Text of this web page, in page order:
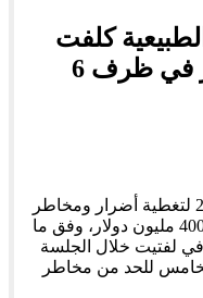
كلفت
المغرب 400 مليون دولار في ظرف 6
بلغت التكلفة الاجمالية إلى حدود 2021 لتغطية أضرار ومخاطر
الكوارث الطبيعية بالمغرب، ما يناهز 400 مليون دولار، وفق ما
لفتيت خلال الجلسة
الخامس للحد من مخاطر